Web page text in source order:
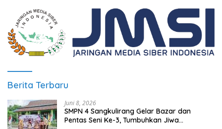
Berita Terbaru
Juni 8, 2026
SMPN 4 Sangkulirang Gelar Bazar dan
Pentas Seni Ke-3, Tumbuhkan Jiwa